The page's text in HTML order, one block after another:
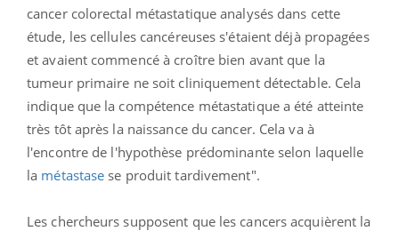
cancer colorectal métastatique analysés dans cette
étude, les cellules cancéreuses s'étaient déjà propagées
et avaient commencé à croître bien avant que la
tumeur primaire ne soit cliniquement détectable. Cela
indique que la compétence métastatique a été atteinte
très tôt après la naissance du cancer. Cela va à
l'encontre de l'hypothèse prédominante selon laquelle
la métastase se produit tardivement".
Les chercheurs supposent que les cancers acquièrent la